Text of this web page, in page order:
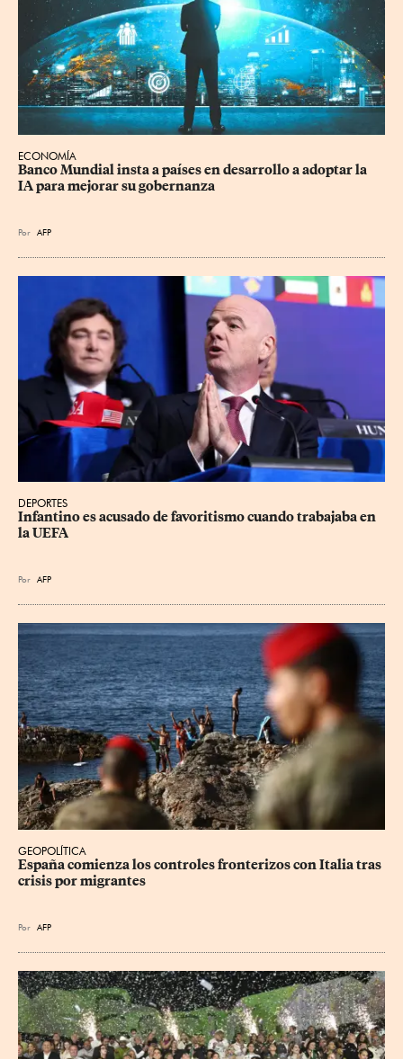
ECONOMÍA
Banco Mundial insta a países en desarrollo a adoptar la
IA para mejorar su gobernanza
Por AFP
DEPORTES
Infantino es acusado de favoritismo cuando trabajaba en
la UEFA
Por AFP
GEOPOLÍTICA
España comienza los controles fronterizos con Italia tras
crisis por migrantes
Por AFP